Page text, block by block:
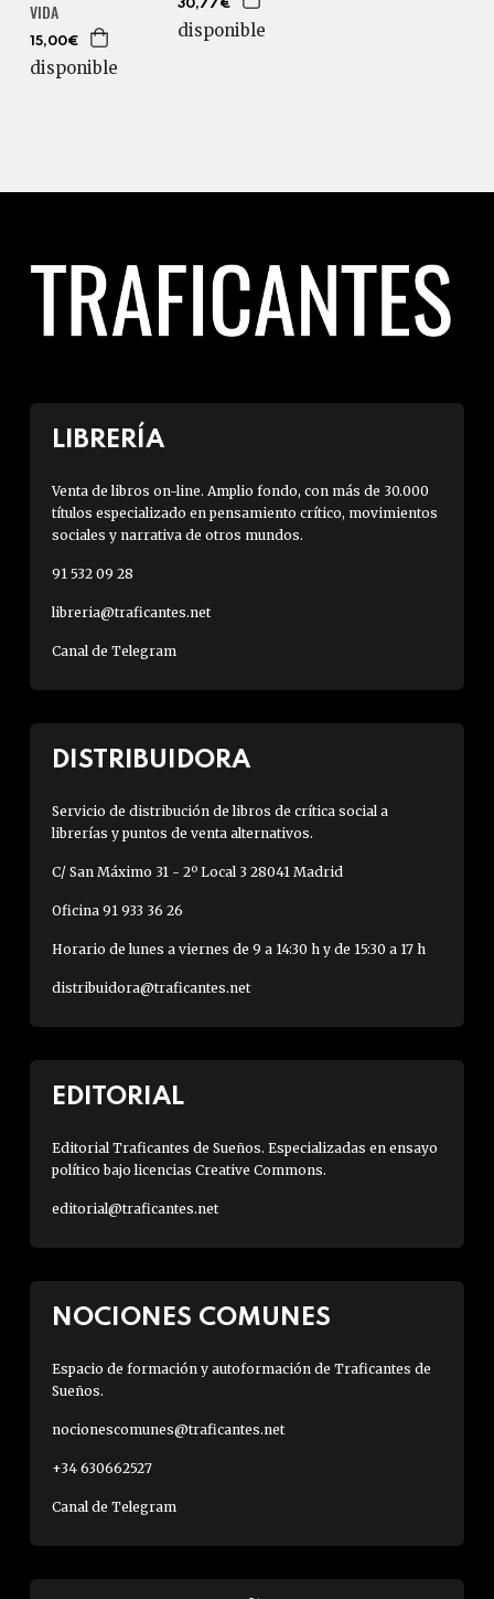
VIDA
15,00€
disponible
30,77€
disponible
LIBRERÍA
Venta de libros on-line. Amplio fondo, con más de 30.000
títulos especializado en pensamiento crítico, movimientos
sociales y narrativa de otros mundos.
91 532 09 28
libreria@traficantes.net
Canal de Telegram
DISTRIBUIDORA
Servicio de distribución de libros de crítica social a
librerías y puntos de venta alternativos.
C/ San Máximo 31 - 2º Local 3 28041 Madrid
Oficina 91 933 36 26
Horario de lunes a viernes de 9 a 14:30 h y de 15:30 a 17 h
distribuidora@traficantes.net
EDITORIAL
Editorial Traficantes de Sueños. Especializadas en ensayo
político bajo licencias Creative Commons.
editorial@traficantes.net
NOCIONES COMUNES
Espacio de formación y autoformación de Traficantes de
Sueños.
nocionescomunes@traficantes.net
+34 630662527
Canal de Telegram